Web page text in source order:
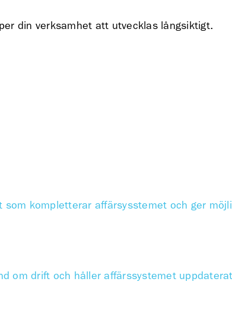
din verksamhet att utvecklas långsiktigt.
kompletterar affärsysstemet och ger
om drift och håller affärssystemet